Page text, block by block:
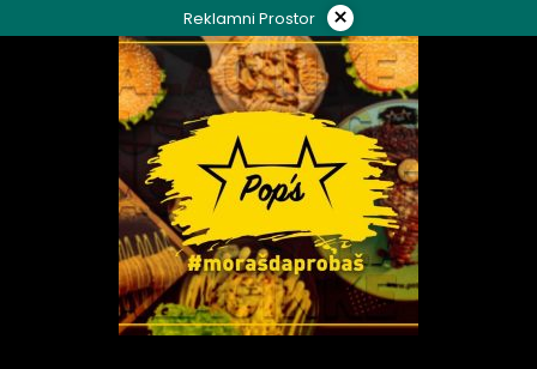
to
Reklamni Prostor ×